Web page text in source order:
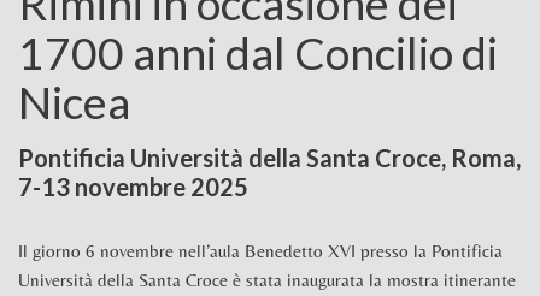
1700 anni dal Concilio di
Nicea
Pontificia Università della Santa Croce, Roma,
7-13 novembre 2025
Il giorno 6 novembre nell’aula Benedetto XVI presso la Pontificia
Università della Santa Croce è stata inaugurata la mostra itinerante